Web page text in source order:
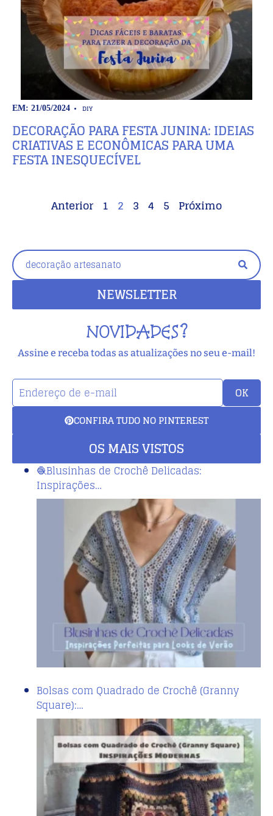
EM: 21/05/2024 DIY
DECORAÇÃO PARA FESTA JUNINA: IDEIAS
CRIATIVAS E ECONÔMICAS PARA UMA
FESTA INESQUECÍVEL
Anterior 1 2 3 4 5 Próximo
NEWSLETTER
NOVIDADES?
Assine e receba todas as atualizações no seu e-mail!
OK
CONFIRA TUDO NO PINTEREST
OS MAIS VISTOS
🧶Blusinhas de Crochê Delicadas:
Inspirações…
Bolsas com Quadrado de Crochê (Granny
Square):…